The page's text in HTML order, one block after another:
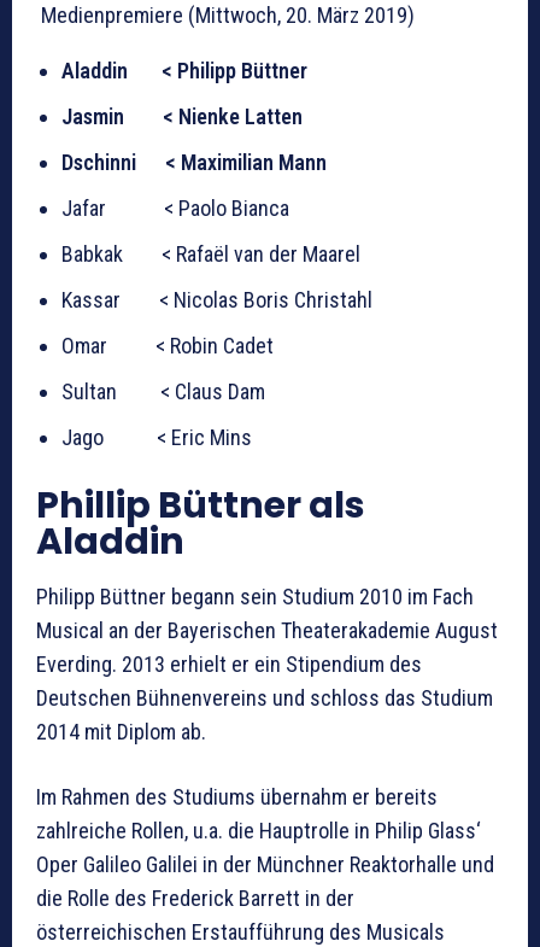
Medienpremiere (Mittwoch, 20. März 2019)
Aladdin < Philipp Büttner
Jasmin < Nienke Latten
Dschinni < Maximilian Mann
Jafar < Paolo Bianca
Babkak < Rafaël van der Maarel
Kassar < Nicolas Boris Christahl
Omar < Robin Cadet
Sultan < Claus Dam
Jago < Eric Mins
Phillip Büttner als
Aladdin
Philipp Büttner begann sein Studium 2010 im Fach
Musical an der Bayerischen Theaterakademie August
Everding. 2013 erhielt er ein Stipendium des
Deutschen Bühnenvereins und schloss das Studium
2014 mit Diplom ab.
Im Rahmen des Studiums übernahm er bereits
zahlreiche Rollen, u.a. die Hauptrolle in Philip Glass‘
Oper Galileo Galilei in der Münchner Reaktorhalle und
die Rolle des Frederick Barrett in der
österreichischen Erstaufführung des Musicals